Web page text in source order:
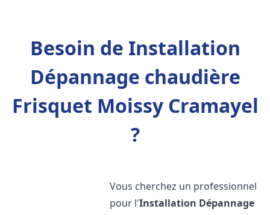
Besoin de Installation
Dépannage chaudière
Frisquet Moissy Cramayel
?
Vous cherchez un professionnel
pour l'Installation Dépannage